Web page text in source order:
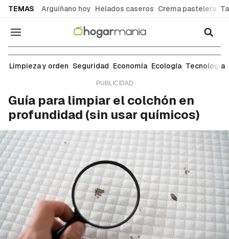
TEMAS Arguiñano hoy Helados caseros Crema pastelera
Navegación
Objetos
Limpieza y orden Seguridad Economía Ecología Tecnología
Guía para limpiar el colchón en
profundidad (sin usar químicos)